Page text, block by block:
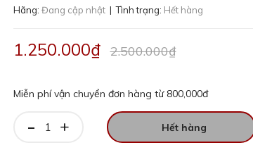
Hãng: Đang cập nhật | Tình trạng: Hết hàng
1.250.000₫ 2.500.000₫
Miễn phí vận chuyển đơn hàng từ 800,000đ
- + Hết hàng